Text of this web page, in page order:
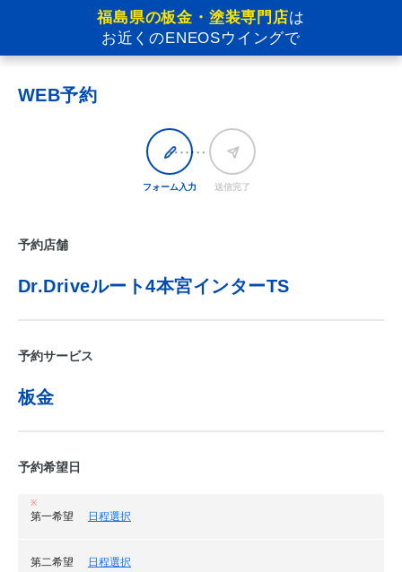
福島県の板金・塗装専門店は
お近くのENEOSウイングで
WEB予約
フォーム入力 送信完了
予約店舗
Dr.Driveルート4本宮インターTS
予約サービス
板金
予約希望日
第一希望
※
日程選択
第二希望 日程選択